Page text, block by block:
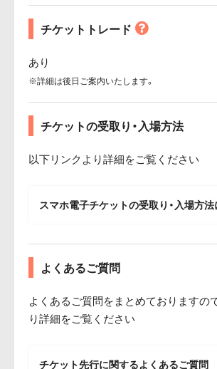
チケットトレード
あり
※詳細は後日ご案内いたします。
チケットの受取り・入場方法
以下リンクより詳細をご覧ください
スマホ電子チケットの受取り・入場方
よくあるご質問
よくあるご質問をまとめておりますの
り詳細をご覧ください
チケット先行に関するよくあるご質問